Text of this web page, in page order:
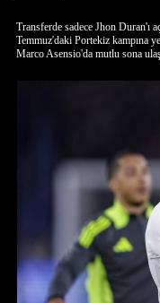
Transferde sadece Jhon Duran'ı
Temmuz'daki Portekiz kampına
Marco Asensio'da mutlu sona